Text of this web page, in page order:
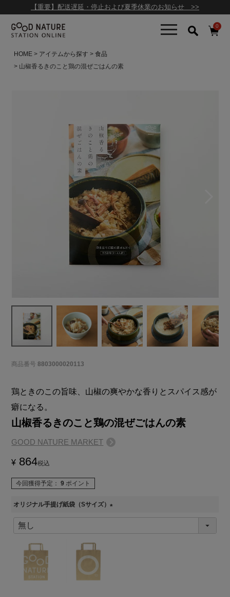
【重要】配送遅延・停止および夏季休業のお知らせ >>
0
HOME アイテムから探す
食品
山椒香るきのこと鶏の混ぜごはんの素
商品番号 8803000020113
鶏ときのこの旨味、山椒の爽やかな香りとスパイス感が
癖になる。
山椒香るきのこと鶏の混ぜごはんの素
GOOD NATURE MARKET
¥ 864税込
今回獲得予定： 9 ポイント
オリジナル手提げ紙袋（Sサイズ）
(